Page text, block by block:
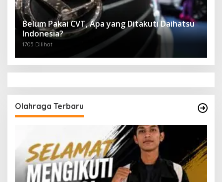
Belum Pakai CVT, Apa yang Ditakuti Daihatsu
Indonesia?
1705 Dilihat
Olahraga Terbaru